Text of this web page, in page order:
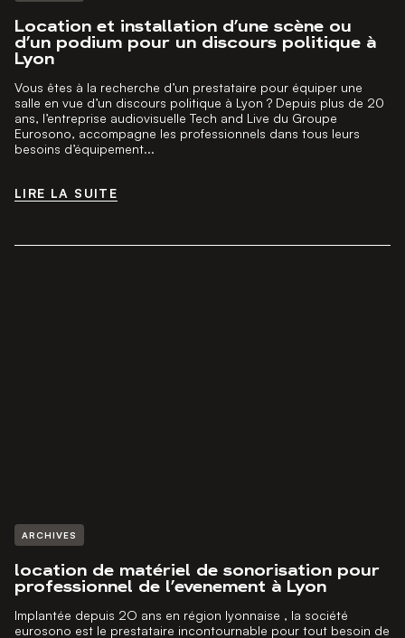
Location et installation d’une scène ou
d’un podium pour un discours politique à
Lyon
Vous êtes à la recherche d’un prestataire pour équiper une
salle en vue d’un discours politique à Lyon ? Depuis plus de 20
ans, l’entreprise audiovisuelle Tech and Live du Groupe
Eurosono, accompagne les professionnels dans tous leurs
besoins d’équipement...
LIRE LA SUITE
ARCHIVES
location de matériel de sonorisation pour
professionnel de l’evenement à Lyon
Implantée depuis 2O ans en région lyonnaise , la société
eurosono est le prestataire incontournable pour tout besoin de